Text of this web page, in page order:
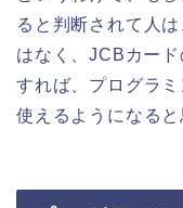
ると判断されて人
はなく、JCBカー
すれば、プログラ
使えるようになると